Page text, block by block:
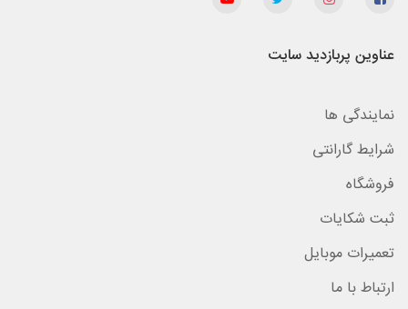
عناوین پربازدید سایت
نمایندگی ها
شرایط گارانتی
فروشگاه
ثبت شکایات
تعمیرات موبایل
ارتباط با ما